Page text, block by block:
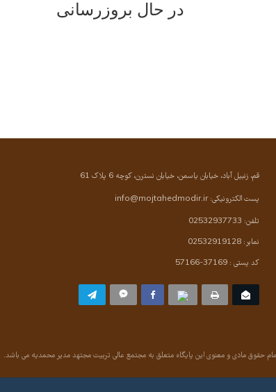
در حال بروزرسانی
قم، زنبیل آباد، خیابان یاسمن، خیابان نسترن، کوچه 6 پلاک 61
پست الکترونیکی:info@mojtahedmodir.ir
تلفن: 02532937733
نمابر: 02532919128
کد پستی : 37169-57166
حقوق مادی و معنوی این پایگاه متعلق به مجتمع عالی تربیت مجتهد مدیر محمدیه می باشد.